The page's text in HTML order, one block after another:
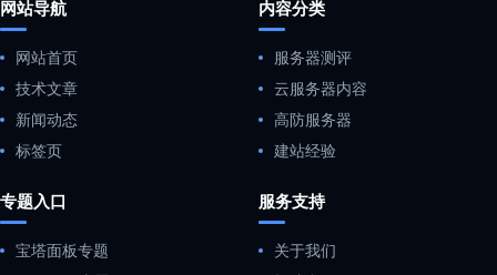
网站导航
网站首页
技术文章
新闻动态
标签页
内容分类
服务器测评
云服务器内容
高防服务器
建站经验
专题入口
宝塔面板专题
服务支持
关于我们